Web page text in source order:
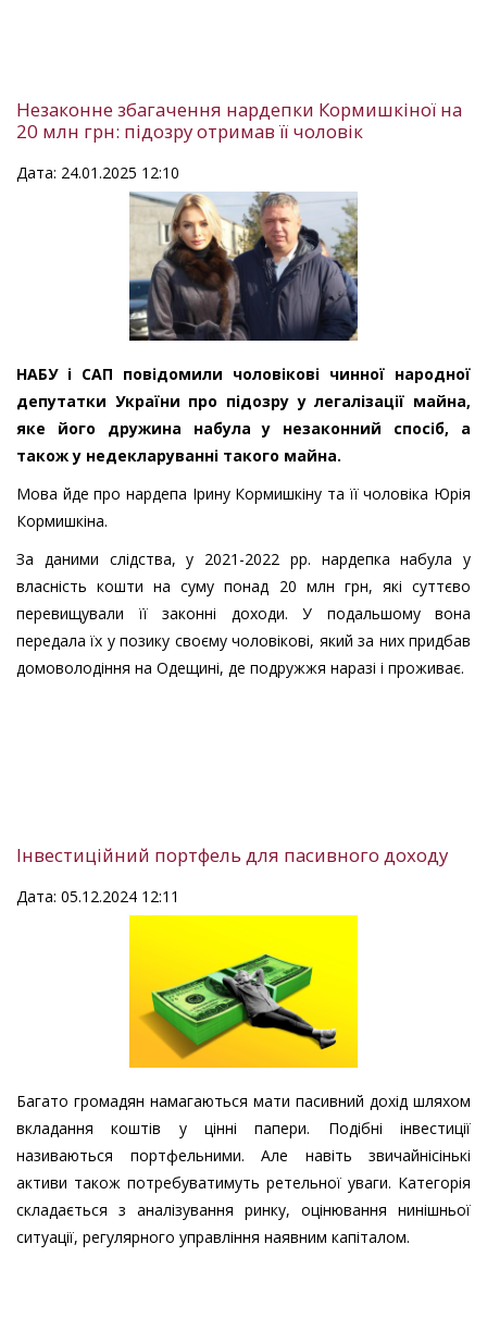
Незаконне збагачення нардепки Кормишкіної на
20 млн грн: підозру отримав її чоловік
Дата: 24.01.2025 12:10
НАБУ і САП повідомили чоловікові чинної народної
депутатки України про підозру у легалізації майна,
яке його дружина набула у незаконний спосіб, а
також у недекларуванні такого майна.
Мова йде про нардепа Ірину Кормишкіну та її чоловіка Юрія
Кормишкіна.
За даними слідства, у 2021-2022 рр. нардепка набула у
власність кошти на суму понад 20 млн грн, які суттєво
перевищували її законні доходи. У подальшому вона
передала їх у позику своєму чоловікові, який за них придбав
домоволодіння на Одещині, де подружжя наразі і проживає.
Інвестиційний портфель для пасивного доходу
Дата: 05.12.2024 12:11
Багато громадян намагаються мати пасивний дохід шляхом
вкладання коштів у цінні папери. Подібні інвестиції
називаються портфельними. Але навіть звичайнісінькі
активи також потребуватимуть ретельної уваги. Категорія
складається з аналізування ринку, оцінювання нинішньої
ситуації, регулярного управління наявним капіталом.